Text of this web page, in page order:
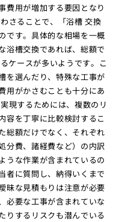
費用が増加する要因となり
さることで、「浴槽 交換
です。具体的な相場を一概
浴槽交換であれば、総額で
ケースが多いようです。こ
を選んだり、特殊な工事が
用がかさむことも十分にあ
現するためには、複数のリ
容を丁寧に比較検討するこ
総額だけでなく、それぞれ
分費、諸経費など）の内訳
うな作業が含まれているの
者に質問し、納得いくまで
昧な見積もりは注意が必要
必要な工事が含まれていな
りするリスクも潜んでいる